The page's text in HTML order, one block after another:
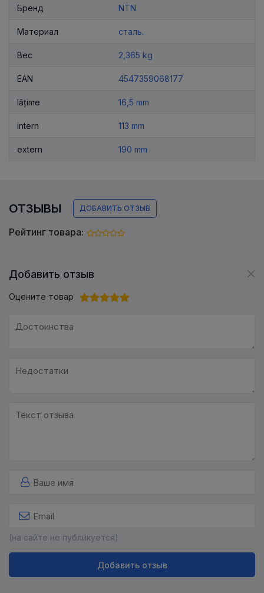
Бренд NTN
Материал сталь.
Вес 2,365 kg
EAN 4547359068177
lățime 16,5 mm
intern 113 mm
extern 190 mm
ОТЗЫВЫ ДОБАВИТЬ ОТЗЫВ
Рейтинг товара:
Добавить отзыв
Оцените товар
(на сайте не публикуется)
Добавить отзыв